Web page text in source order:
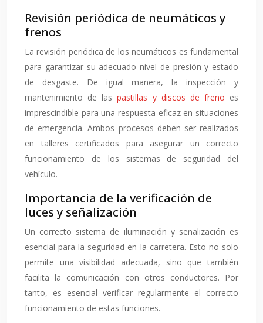
Revisión periódica de neumáticos y
frenos
La revisión periódica de los neumáticos es fundamental
para garantizar su adecuado nivel de presión y estado
de desgaste. De igual manera, la inspección y
mantenimiento de laspastillas y discos de freno es
imprescindible para una respuesta eficaz en situaciones
de emergencia. Ambos procesos deben ser realizados
en talleres certificados para asegurar un correcto
funcionamiento de los sistemas de seguridad del
vehículo.
Importancia de la verificación de
luces y señalización
Un correcto sistema de iluminación y señalización es
esencial para la seguridad en la carretera. Esto no solo
permite una visibilidad adecuada, sino que también
facilita la comunicación con otros conductores. Por
tanto, es esencial verificar regularmente el correcto
funcionamiento de estas funciones.